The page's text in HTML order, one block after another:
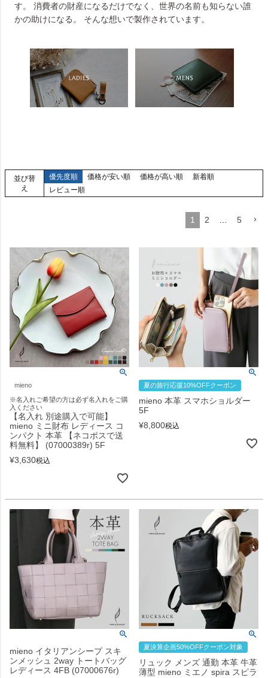
す。 消費者の財産になるだけでなく、世界の名前も知らない誰
かの助けになる。 そんな想いで製作されています。
並び替
え
優先度順 価格が安い順 価格が高い順
新着順
レビュー順
1 2 5
mieno
※名入れご希望の方は必ず名入れをご購
入ください
【名入れ 別途購入で可能】
mieno ミニ財布 レディース コ
ンパクト 本革 【ネコポスで送
料無料】 (07000389r) 5F
¥3,630税込
夏の旅行応援10%OFFクーポン
mieno 本革 スマホショルダー
5F
¥8,800税込
mieno イタリアンシープ スキ
ンメッシュ 2way トートバッグ
レディース 4FB (07000676r)
夏決算企画50%OFFクーポン対象
リュック メンズ 通勤 本革 牛革
薄型 mieno ミエノ spira スピラ